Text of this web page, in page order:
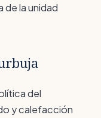
la unidad
del
y calefacción